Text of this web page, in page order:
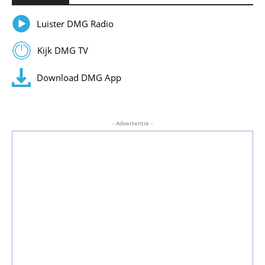
Luister DMG Radio
Kijk DMG TV
Download DMG App
- Advertentie -